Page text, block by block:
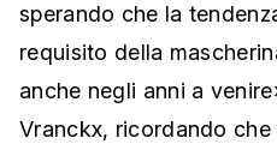
sperando che la
requisito della
anche negli anni a
Vranckx, ricordando